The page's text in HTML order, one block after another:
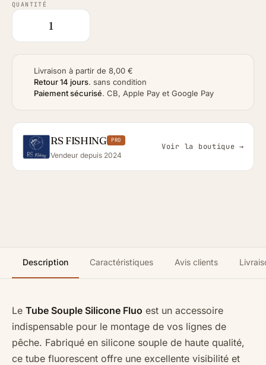
QUANTITÉ
Livraison à partir de 8,00 €
Retour 14 jours. sans condition
Paiement sécurisé. CB, Apple Pay et Google Pay
RS FISHING PRO
Vendeur depuis 2024
Voir la boutique →
Description Caractéristiques Avis clients
Le Tube Souple Silicone Fluo est un accessoire
indispensable pour le montage de vos lignes de
pêche. Fabriqué en silicone souple de haute qualité,
ce tube fluorescent offre une excellente visibilité et